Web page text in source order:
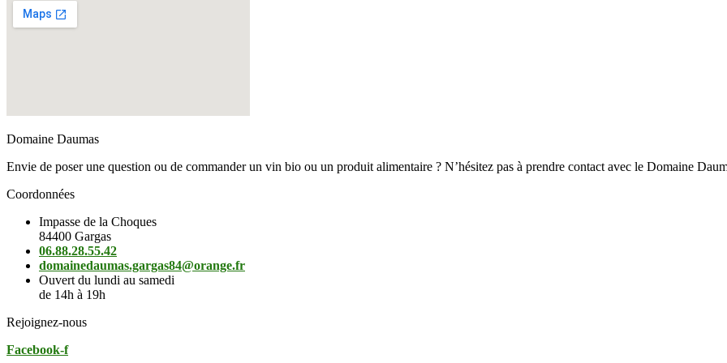
Domaine Daumas
Envie de poser une question ou de commander un vin bio ou un produit alimentaire ? N’hésitez pas à prendre contact avec le Domaine
Coordonnées
Impasse de la Choques
84400 Gargas
06.88.28.55.42
domainedaumas.gargas84@orange.fr
Ouvert du lundi au samedi
de 14h à 19h
Rejoignez-nous
Facebook-f